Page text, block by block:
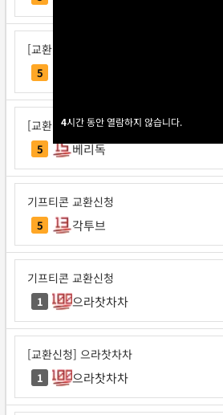
4시간 동안 열람하지 않습니다.
4시간 동안 열람하지 않습니다.
[교환신청] 탁구왕김탁구
5
[교환신청] 베리독
5 베리독
기프티콘 교환신청
5 각투브
기프티콘 교환신청
1 으라찻차차
[교환신청] 으라찻차차
1 으라찻차차